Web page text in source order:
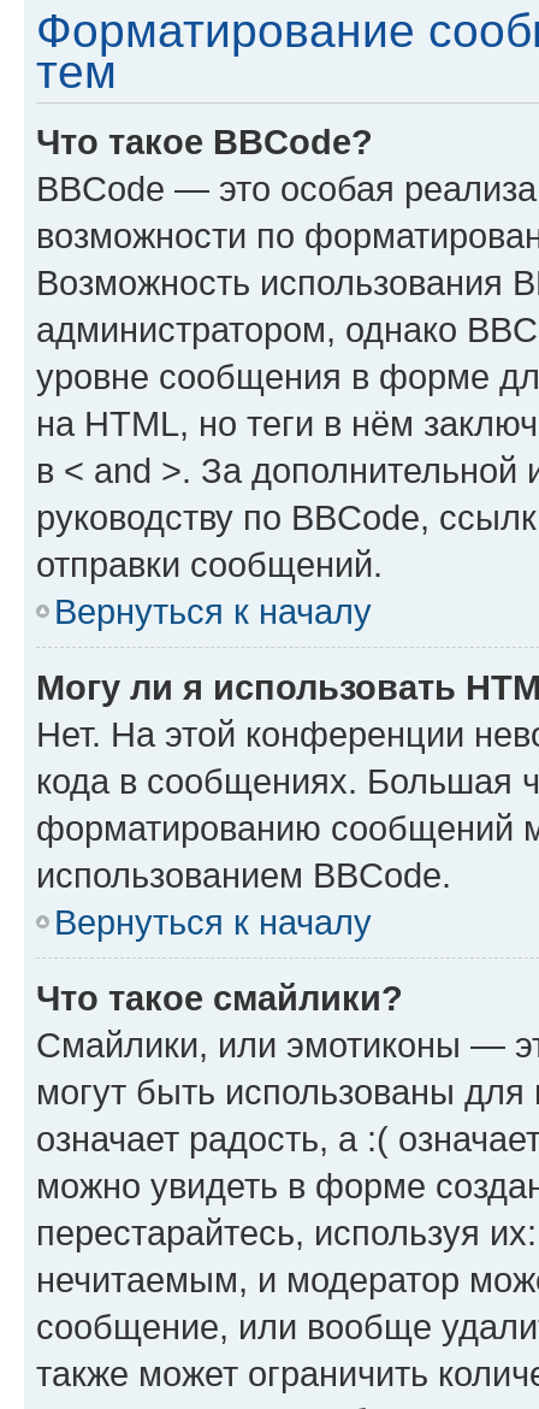
Форматирование
тем
Что такое BBCode?
BBCode — это особая
возможности по
Возможность использования
администратором, однако
уровне сообщения в форме
на HTML, но теги в нём
в < and >. За
руководству по BBCode,
отправки сообщений.
Вернуться к началу
Могу ли я использовать
Нет. На этой конференции
кода в сообщениях. Большая
форматированию сообщений
использованием BBCode.
Вернуться к началу
Что такое смайлики?
Смайлики, или эмотиконы —
могут быть использованы
означает радость, а :(
можно увидеть в форме
перестарайтесь, используя
нечитаемым, и модератор
сообщение, или вообще
также может ограничить